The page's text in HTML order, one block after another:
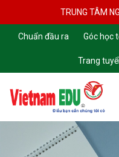
TRUNG TÂM
Chuẩn đầu ra Góc học
Trang